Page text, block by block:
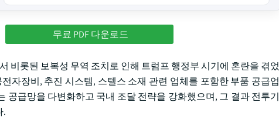
무료 PDF 다운로드
비롯된 보복성 무역 조치로 인해 트럼프 행정부 시기에 혼란을 겪었
자장비, 추진 시스템, 스텔스 소재 관련 업체를 포함한 부품 공급업
급망을 다변화하고 국내 조달 전략을 강화했으며, 그 결과 전투기
.